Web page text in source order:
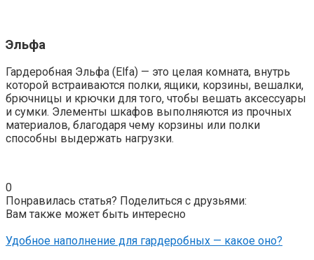
Эльфа
Гардеробная Эльфа (Elfa) — это целая комната, внутрь
которой встраиваются полки, ящики, корзины, вешалки,
брючницы и крючки для того, чтобы вешать аксессуары
и сумки. Элементы шкафов выполняются из прочных
материалов, благодаря чему корзины или полки
способны выдержать нагрузки.
0
Понравилась статья? Поделиться с друзьями:
Вам также может быть интересно
Удобное наполнение для гардеробных — какое оно?